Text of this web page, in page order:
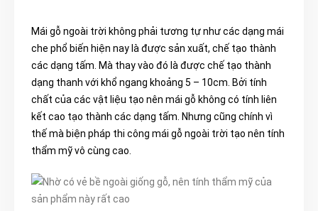
Mái gỗ ngoài trời không phải tương tự như các dạng mái
che phổ biến hiện nay là được sản xuất, chế tạo thành
các dạng tấm. Mà thay vào đó là được chế tạo thành
dạng thanh với khổ ngang khoảng 5 – 10cm. Bởi tính
chất của các vật liệu tạo nên mái gỗ không có tính liên
kết cao tạo thành các dạng tấm. Nhưng cũng chính vì
thế mà biện pháp thi công mái gỗ ngoài trời tạo nên tính
thẩm mỹ vô cùng cao.